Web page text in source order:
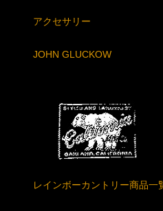
アクセサリー
JOHN GLUCKOW
レインボーカントリー商品一